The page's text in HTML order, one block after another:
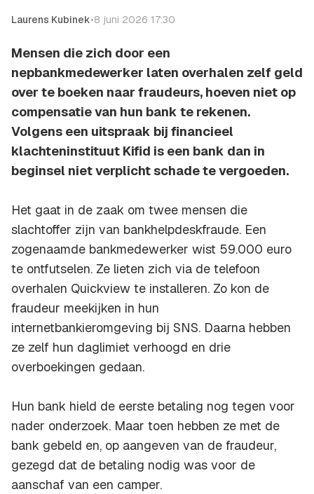
Laurens Kubinek•8 juni 2026 17:30
Mensen die zich door een
nepbankmedewerker laten overhalen zelf geld
over te boeken naar fraudeurs, hoeven niet op
compensatie van hun bank te rekenen.
Volgens een uitspraak bij financieel
klachteninstituut Kifid is een bank dan in
beginsel niet verplicht schade te vergoeden.
Het gaat in de zaak om twee mensen die
slachtoffer zijn van bankhelpdeskfraude. Een
zogenaamde bankmedewerker wist 59.000 euro
te ontfutselen. Ze lieten zich via de telefoon
overhalen Quickview te installeren. Zo kon de
fraudeur meekijken in hun
internetbankieromgeving bij SNS. Daarna hebben
ze zelf hun daglimiet verhoogd en drie
overboekingen gedaan.
Hun bank hield de eerste betaling nog tegen voor
nader onderzoek. Maar toen hebben ze met de
bank gebeld en, op aangeven van de fraudeur,
gezegd dat de betaling nodig was voor de
aanschaf van een camper.